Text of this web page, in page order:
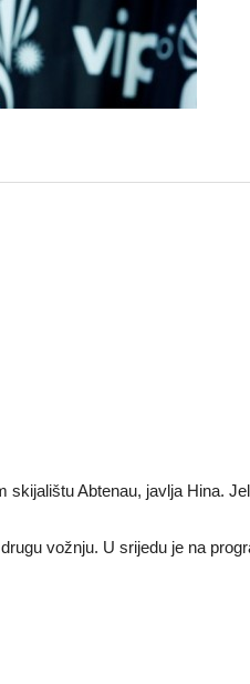
Abtenau, javlja Hina.
vožnju. U srijedu je na